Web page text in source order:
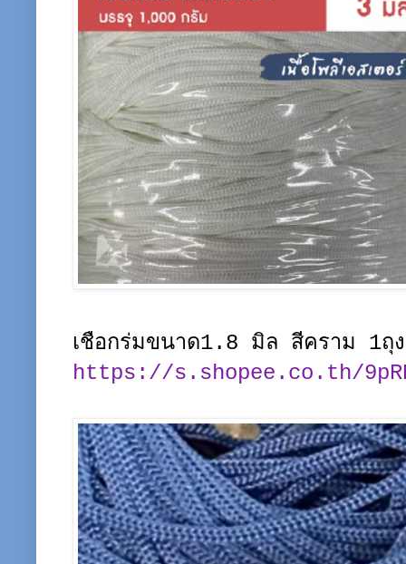
เชือกร่มขนาด1.8 มิล สีคราม 1
https://s.shopee.co.th/